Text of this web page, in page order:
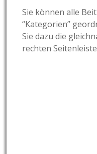
Sie können alle
“Kategorien”
Sie dazu die
rechten